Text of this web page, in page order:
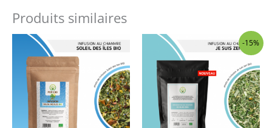
Produits similaires
-15%
Le
prix
initial
19,50 €.
actuel
est :
16,57 €.